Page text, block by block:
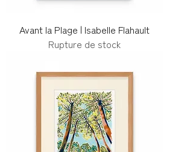
Avant la Plage | Isabelle Flahault
Rupture de stock